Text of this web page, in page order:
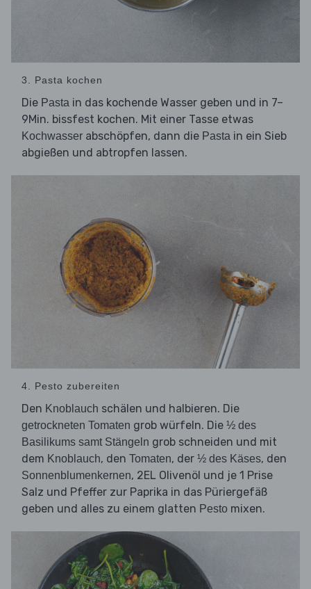
3. Pasta kochen
Die Pasta in das kochende Wasser geben und in 7–
9Min. bissfest kochen. Mit einer Tasse etwas
Kochwasser abschöpfen, dann die Pasta in ein Sieb
abgießen und abtropfen lassen.
4. Pesto zubereiten
Den Knoblauch schälen und halbieren. Die
getrockneten Tomaten grob würfeln. Die ½ des
Basilikums samt Stängeln grob schneiden und mit
dem Knoblauch, den Tomaten, der ½ des Käses, den
Sonnenblumenkernen, 2EL Olivenöl und je 1 Prise
Salz und Pfeffer zur Paprika in das Püriergefäß
geben und alles zu einem glatten Pesto mixen.